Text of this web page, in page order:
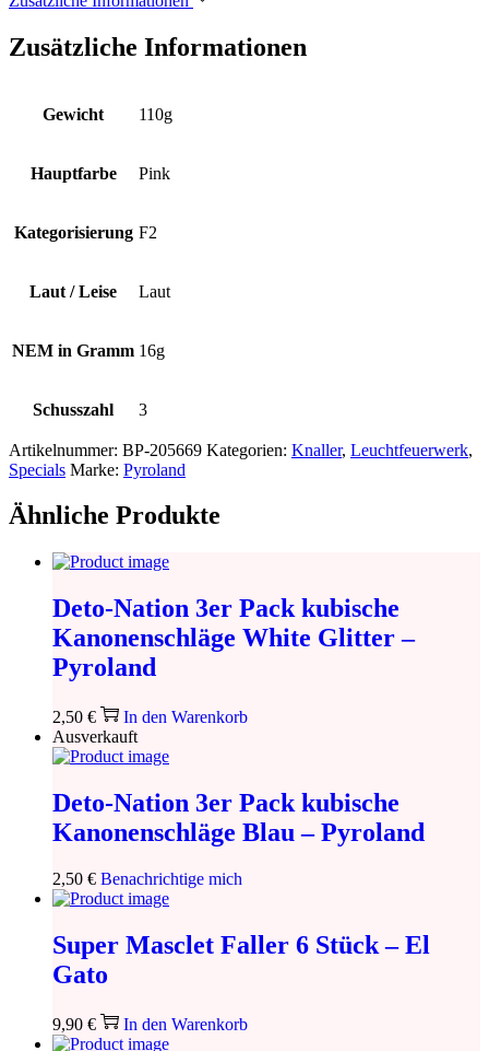
Zusätzliche Informationen
Gewicht 110g
Hauptfarbe Pink
Kategorisierung F2
Laut / Leise Laut
NEM in Gramm 16g
Schusszahl 3
Artikelnummer: BP-205669 Kategorien: Knaller, Leuchtfeuerwerk,
Specials Marke: Pyroland
Ähnliche Produkte
Deto-Nation 3er Pack kubische
Kanonenschläge White Glitter –
Pyroland
2,50 €
In den Warenkorb
Ausverkauft
Deto-Nation 3er Pack kubische
Kanonenschläge Blau – Pyroland
2,50 € Benachrichtige mich
Super Masclet Faller 6 Stück – El
Gato
9,90 € In den Warenkorb